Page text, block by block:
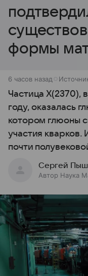
формы
6 часов назад
Частица X(2370),
году, оказалась
котором глюоны
участия
почти
Сергей
Автор Наука